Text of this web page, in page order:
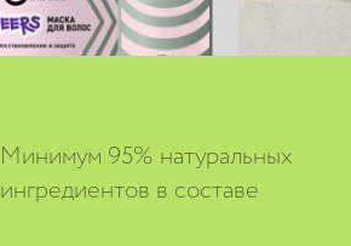
Минимум 95% натуральных
ингредиентов в составе